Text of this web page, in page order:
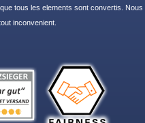
tous les elements sont convertis. Nous
inconvenient.